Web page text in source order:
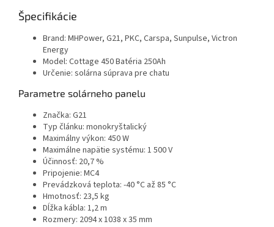
Špecifikácie
Brand: MHPower, G21, PKC, Carspa, Sunpulse, Victron
Energy
Model: Cottage 450 Batéria 250Ah
Určenie: solárna súprava pre chatu
Parametre solárneho panelu
Značka: G21
Typ článku: monokryštalický
Maximálny výkon: 450 W
Maximálne napätie systému: 1 500 V
Účinnosť: 20,7 %
Pripojenie: MC4
Prevádzková teplota: -40 °C až 85 °C
Hmotnosť: 23,5 kg
Dĺžka kábla: 1,2 m
Rozmery: 2094 x 1038 x 35 mm